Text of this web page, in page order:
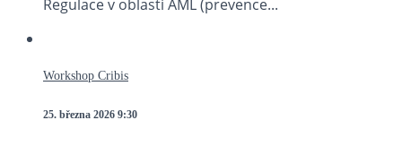
Regulace v oblasti AML (prevence...
Workshop Cribis
25. března 2026 9:30